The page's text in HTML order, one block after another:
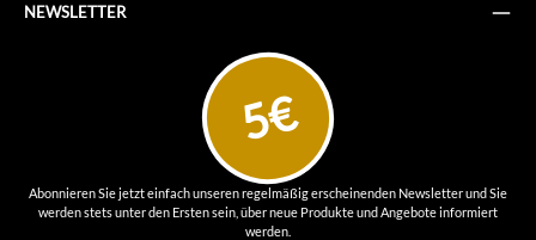
NEWSLETTER
5€
Abonnieren Sie jetzt einfach unseren regelmäßig erscheinenden Newsletter und Sie
werden stets unter den Ersten sein, über neue Produkte und Angebote informiert
werden.